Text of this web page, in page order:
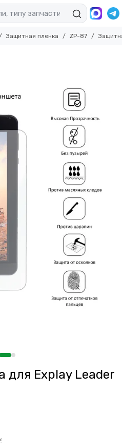
Защитная пленка ZP-87
для Explay Leader